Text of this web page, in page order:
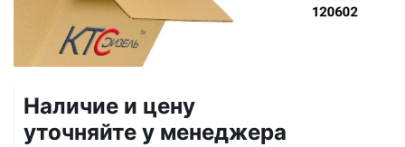
Наличие и цену
уточняйте у менеджера